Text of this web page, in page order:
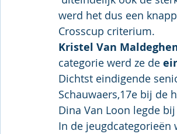
werd het dus een
Crosscup criterium.
Kristel Van
categorie werd ze de
Dichtst eindigende
Schauwaers,17e bij de
Dina Van Loon legde
In de jeugdcategorieën